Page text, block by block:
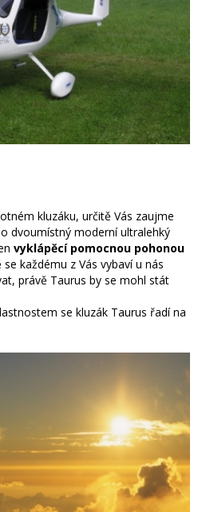
kluzáku, určitě Vás zaujme
o dvoumístný moderní ultralehký
vyklápěcí pomocnou pohonou
se každému z Vás vybaví u nás
právě Taurus by se mohl stát
se kluzák Taurus řadí na